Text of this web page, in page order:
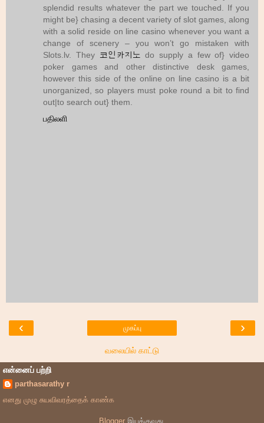
splendid results whatever the part we touched. If you
might be} chasing a decent variety of slot games, along
with a solid reside on line casino whenever you want a
change of scenery – you won’t go mistaken with
Slots.lv. They 코인카지노 do supply a few of} video
poker games and other distinctive desk games,
however this side of the online on line casino is a bit
unorganized, so players must poke round a bit to find
out|to search out} them.
பதிலளி
‹ ›
முகப்பு
வலையில் காட்டு
என்னைப் பற்றி
parthasarathy r
எனது முழு சுயவிவரத்தைக் காண்க
Bloggerஇயக்குவது.